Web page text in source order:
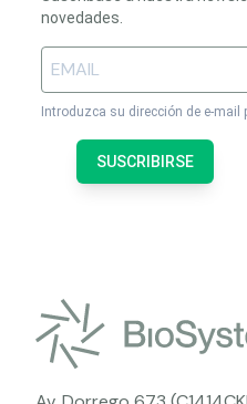
novedades.
Introduzca su dirección de e-
SUSCRIBIRSE